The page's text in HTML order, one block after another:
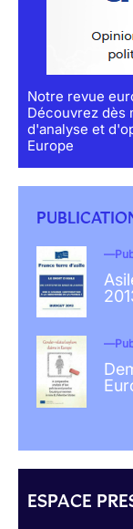
Notre revue
Découvrez dès
d'analyse et
Europe
ESPACE